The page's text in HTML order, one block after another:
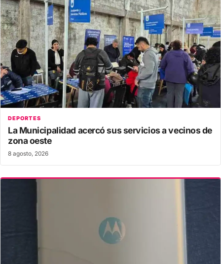
DEPORTES
La Municipalidad acercó sus servicios a vecinos de
zona oeste
8 agosto, 2026